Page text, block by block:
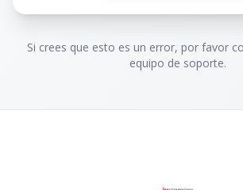
Si crees que esto es un error, por favor
equipo de soporte.